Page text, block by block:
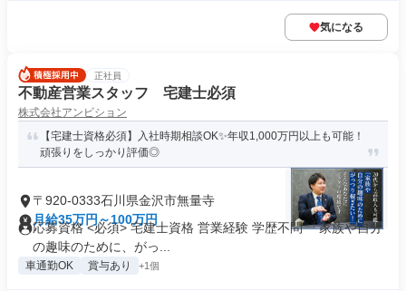
気になる
正社員
不動産営業スタッフ 宅建士必須
株式会社アンビション
【宅建士資格必須】入社時期相談OK✨年収1,000万円以上も可能！
頑張りをしっかり評価◎
〒920-0333石川県金沢市無量寺
月給35万円～100万円
応募資格 <必須> 宅建士資格 営業経験 学歴不問 「家族や自分
の趣味のために、がっ...
車通勤OK 賞与あり +1個